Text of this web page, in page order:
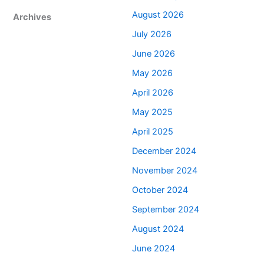
Archives
August 2026
July 2026
June 2026
May 2026
April 2026
May 2025
April 2025
December 2024
November 2024
October 2024
September 2024
August 2024
June 2024